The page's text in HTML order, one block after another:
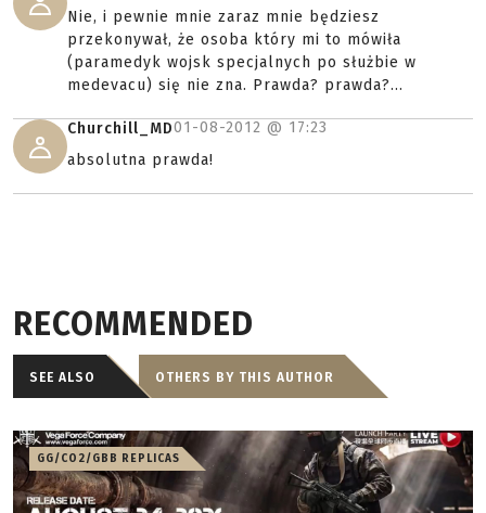
Nie, i pewnie mnie zaraz mnie będziesz
przekonywał, że osoba który mi to mówiła
(paramedyk wojsk specjalnych po służbie w
medevacu) się nie zna. Prawda? prawda?...
Churchill_MD01-08-2012 @ 17:23
absolutna prawda!
RECOMMENDED
SEE ALSO OTHERS BY THIS AUTHOR
GG/CO2/GBB REPLICAS